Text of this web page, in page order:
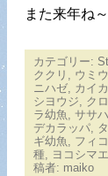
また来年ね～
カテゴリー:
ククリ , ウミ
ニハゼ, カイ
シヨウジ, ク
ラ幼魚, ササ
デカラッパ,
ギ幼魚, フィ
種, ヨコシマ
稿者: maiko